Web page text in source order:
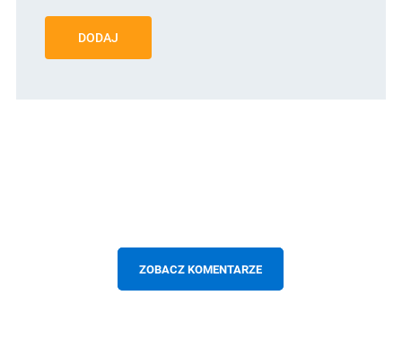
DODAJ
ZOBACZ KOMENTARZE